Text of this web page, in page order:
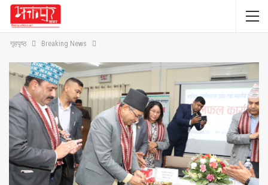
गृहपृष्ठ Breaking News